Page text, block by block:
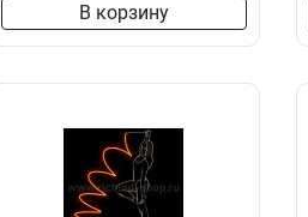
В корзину